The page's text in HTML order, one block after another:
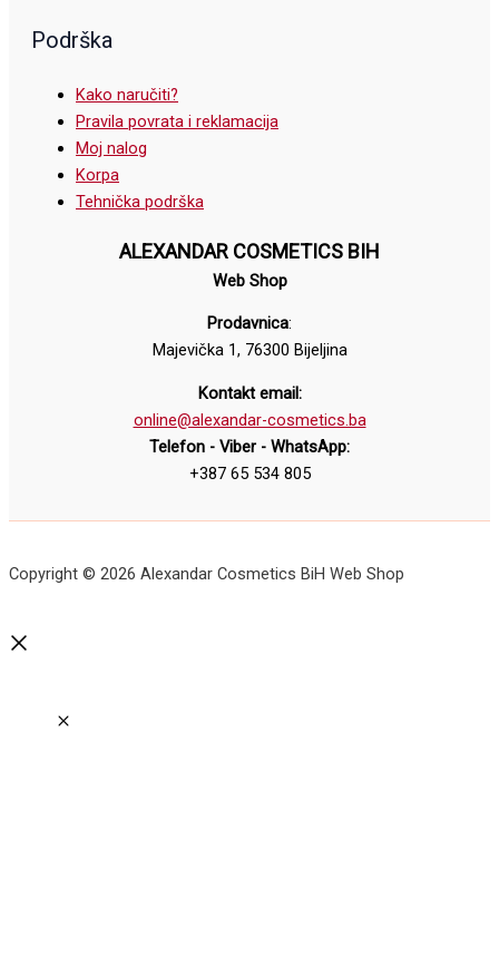
Podrška
Kako naručiti?
Pravila povrata i reklamacija
Moj nalog
Korpa
Tehnička podrška
ALEXANDAR COSMETICS BIH
Web Shop
Prodavnica:
Majevička 1, 76300 Bijeljina
Kontakt email:
online@alexandar-cosmetics.ba
Telefon - Viber - WhatsApp:
+387 65 534 805
Copyright © 2026 Alexandar Cosmetics BiH Web Shop